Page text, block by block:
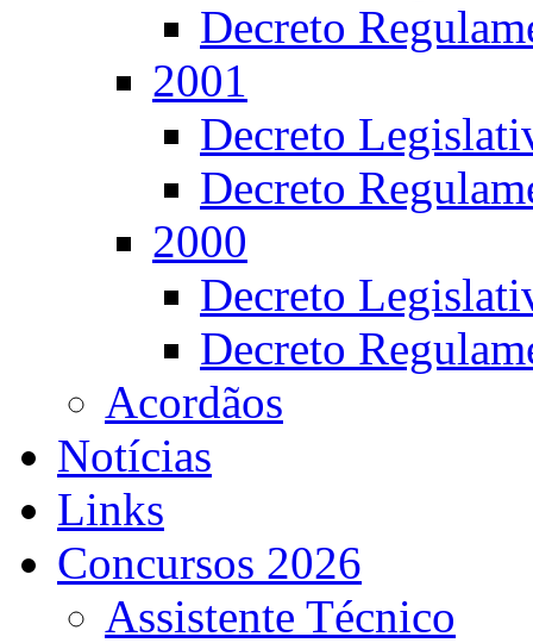
Decreto
2001
Decreto
Decreto
2000
Decreto
Decreto
Acordãos
Notícias
Links
Concursos 2026
Assistente Técnico